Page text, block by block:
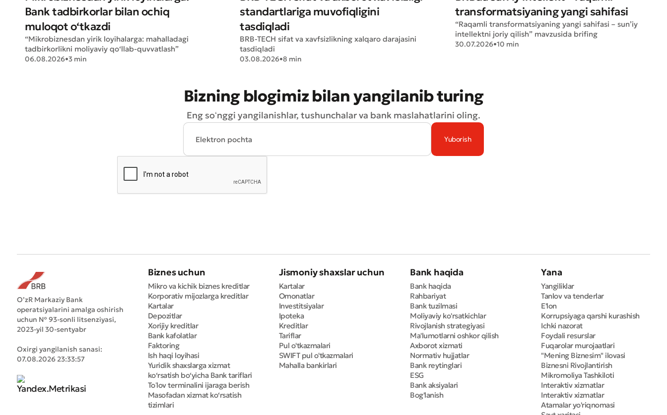
Yomon
* Barcha maydonlar to'ldirilishi shart
Bank tadbirkorlar bilan ochiq
muloqot o‘tkazdi
“Mikrobiznesdan yirik loyihalarga: mahalladagi
tadbirkorlikni moliyaviy qo‘llab-quvvatlash”
06.08.2026•3 min
standartlariga muvofiqligini
tasdiqladi
BRB-TECH sifat va xavfsizlikning xalqaro darajasini
tasdiqladi
03.08.2026•8 min
transformatsiyaning yangi sahifasi
“Raqamli transformatsiyaning yangi sahifasi – sun’iy
intellektni joriy qilish” mavzusida brifing
30.07.2026•10 min
Bizning blogimiz bilan yangilanib turing
Eng soʻnggi yangilanishlar, tushunchalar va bank maslahatlarini oling.
O’zR Markaziy Bank
operatsiyalarini amalga oshirish
uchun № 93-sonli litsenziyasi,
2023-yil 30-sentyabr
Oxirgi yangilanish sanasi:
07.08.2026 23:33:57
Biznes uchun
Mikro va kichik biznes kreditlar
Korporativ mijozlarga kreditlar
Kartalar
Depozitlar
Xorijiy kreditlar
Bank kafolatlar
Faktoring
Ish haqi loyihasi
Yuridik shaxslarga xizmat
ko‘rsatish bo‘yicha Bank tariflari
Toʻlov terminalini ijaraga berish
Masofadan xizmat ko‘rsatish
tizimlari
Jismoniy shaxslar uchun
Kartalar
Omonatlar
Investitsiyalar
Ipoteka
Kreditlar
Tariflar
Pul o'tkazmalari
SWIFT pul o'tkazmalari
Mahalla bankirlari
Bank haqida
Bank haqida
Rahbariyat
Bank tuzilmasi
Moliyaviy ko'rsatkichlar
Rivojlanish strategiyasi
Ma'lumotlarni oshkor qilish
Axborot xizmati
Normativ hujjatlar
Bank reytinglari
ESG
Bank aksiyalari
Bog'lanish
Yana
Yangiliklar
Tanlov va tenderlar
E'lon
Korrupsiyaga qarshi kurashish
Ichki nazorat
Foydali resurslar
Fuqarolar murojaatlari
"Mening Biznesim" ilovasi
Biznesni Rivojlantirish
Mikromoliya Tashkiloti
Interaktiv xizmatlar
Interaktiv xizmatlar
Atamalar yo'riqnomasi